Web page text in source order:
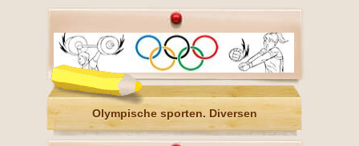
Olympische sporten. Diversen